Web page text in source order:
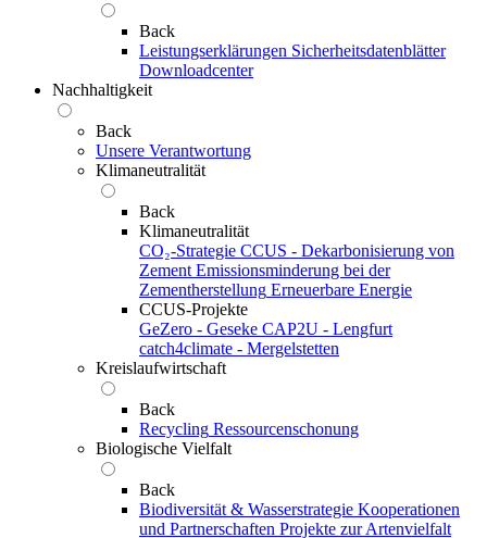
Back
Leistungserklärungen Sicherheitsdatenblätter
Downloadcenter
Nachhaltigkeit
Back
Unsere Verantwortung
Klimaneutralität
Back
Klimaneutralität
CO₂-Strategie CCUS - Dekarbonisierung von
Zement Emissionsminderung bei der
Zementherstellung Erneuerbare Energie
CCUS-Projekte
GeZero - Geseke CAP2U - Lengfurt
catch4climate - Mergelstetten
Kreislaufwirtschaft
Back
Recycling Ressourcenschonung
Biologische Vielfalt
Back
Biodiversität & Wasserstrategie Kooperationen
und Partnerschaften Projekte zur Artenvielfalt